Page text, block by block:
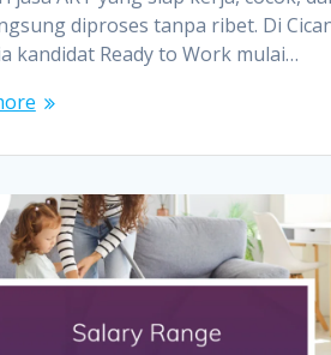
diproses tanpa ribet. Di
kandidat Ready to Work mulai…